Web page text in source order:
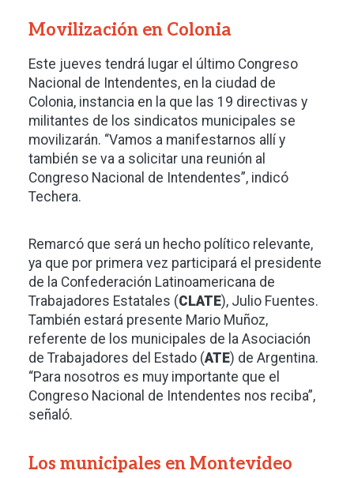
Movilización en Colonia
Este jueves tendrá lugar el último Congreso
Nacional de Intendentes, en la ciudad de
Colonia, instancia en la que las 19 directivas y
militantes de los sindicatos municipales se
movilizarán. “Vamos a manifestarnos allí y
también se va a solicitar una reunión al
Congreso Nacional de Intendentes”, indicó
Techera.
Remarcó que será un hecho político relevante,
ya que por primera vez participará el presidente
de la Confederación Latinoamericana de
Trabajadores Estatales (CLATE), Julio Fuentes.
También estará presente Mario Muñoz,
referente de los municipales de la Asociación
de Trabajadores del Estado (ATE) de Argentina.
“Para nosotros es muy importante que el
Congreso Nacional de Intendentes nos reciba”,
señaló.
Los municipales en Montevideo